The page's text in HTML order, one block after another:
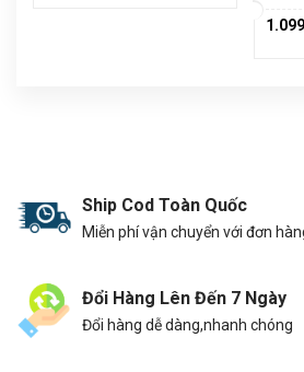
Ship Cod Toàn Quốc
Miễn phí vận chuyển với đơn
Đổi Hàng Lên Đến 7 Ngày
Đổi hàng dễ dàng,nhanh chóng